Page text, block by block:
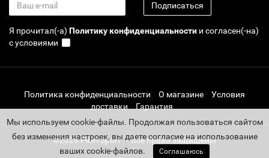
Подписаться
Я прочитал(-а) Политику конфиденциальности и согласен(-на)
с условиями
Политика конфиденциальности О магазине
Условия
доставки
Гарантия
©2026 Plein Sport — Все права защищены
Мы используем cookie-файлы. Продолжая пользоваться сайтом
без изменения настроек, вы даете согласие на использование
ваших cookie-файлов.
Соглашаюсь